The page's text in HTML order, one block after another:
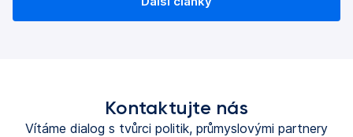
Kontaktujte nás
Vítáme dialog s tvůrci politik, průmyslovými partnery